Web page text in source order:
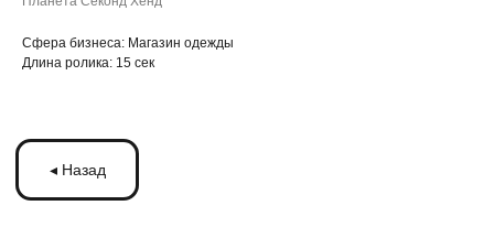
Cфера бизнеса: Магазин одежды
Длина ролика: 15 сек
◂ Назад